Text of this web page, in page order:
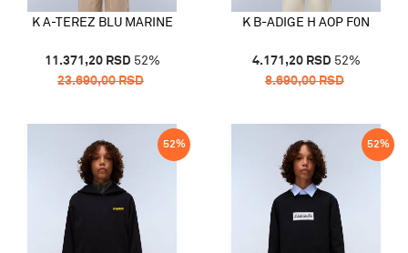
K A-TEREZ BLU MARINE
11.371,20 RSD 52%
23.690,00RSD
K B-ADIGE H AOP F0N
4.171,20 RSD 52%
8.690,00RSD
52% 52%